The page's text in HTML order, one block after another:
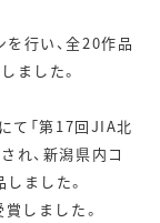
行い、全20作品
ました。
て「第17回JIA北
れ、新潟県内コ
ました。
しました。